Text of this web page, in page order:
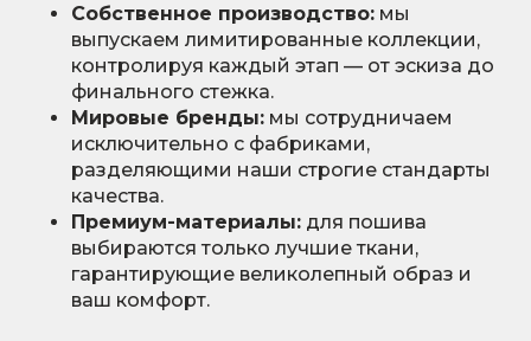
Собственное производство: мы
выпускаем лимитированные коллекции,
контролируя каждый этап — от эскиза до
финального стежка.
Мировые бренды: мы сотрудничаем
исключительно с фабриками,
разделяющими наши строгие стандарты
качества.
Премиум-материалы: для пошива
выбираются только лучшие ткани,
гарантирующие великолепный образ и
ваш комфорт.